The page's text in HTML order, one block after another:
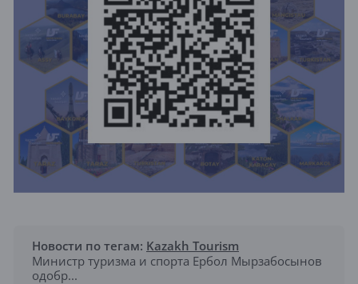
Новости по тегам: Kazakh Tourism
Министр туризма и спорта Ербол Мырзабосынов
одобр...